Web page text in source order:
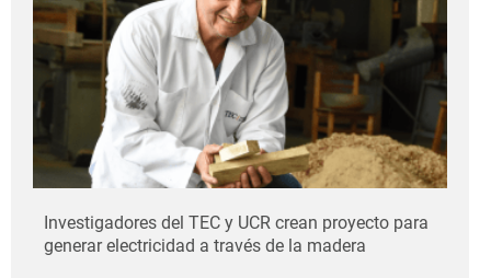
Investigadores del TEC y UCR crean proyecto para
generar electricidad a través de la madera